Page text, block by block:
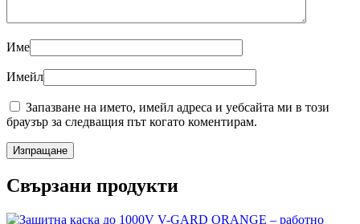
Име
Имейл
Запазване на името, имейл адреса и уебсайта ми в този
браузър за следващия път когато коментирам.
Свързани продукти